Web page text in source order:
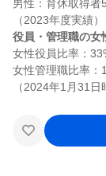
男性：育休取得者
役員・管理職の女
女性役員比率：
女性管理職比率：